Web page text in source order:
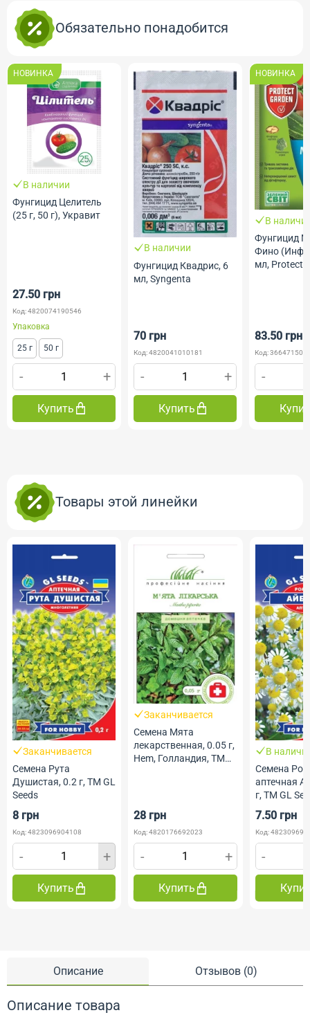
Описание Отзывов (0)
Описание товара
Обязательно понадобится
НОВИНКА
В наличии
Фунгицид Целитель
(25 г, 50 г), Укравит
27.50 грн
Код: 4820074190546
Упаковка
25 г 50 г
+
Купить
В наличии
Фунгицид Квадрис, 6
мл, Syngenta
70 грн
Код: 4820041010181
+
Купить
НОВИНКА
В наличии
Фунгицид
Фино
мл, Protect
83.50 грн
Код:
Купить
Товары этой линейки
Заканчивается
Семена Рута
Душистая, 0.2 г, ТМ GL
Seeds
8 грн
Код: 4823096904108
- +
Купить
Заканчивается
Семена Мята
лекарственная, 0.05 г,
Hem, Голландия, ТМ
28 грн
Код: 4820176692023
- +
Купить
В
Семена
аптечная
г, ТМ GL
7.50 грн
Код:
-